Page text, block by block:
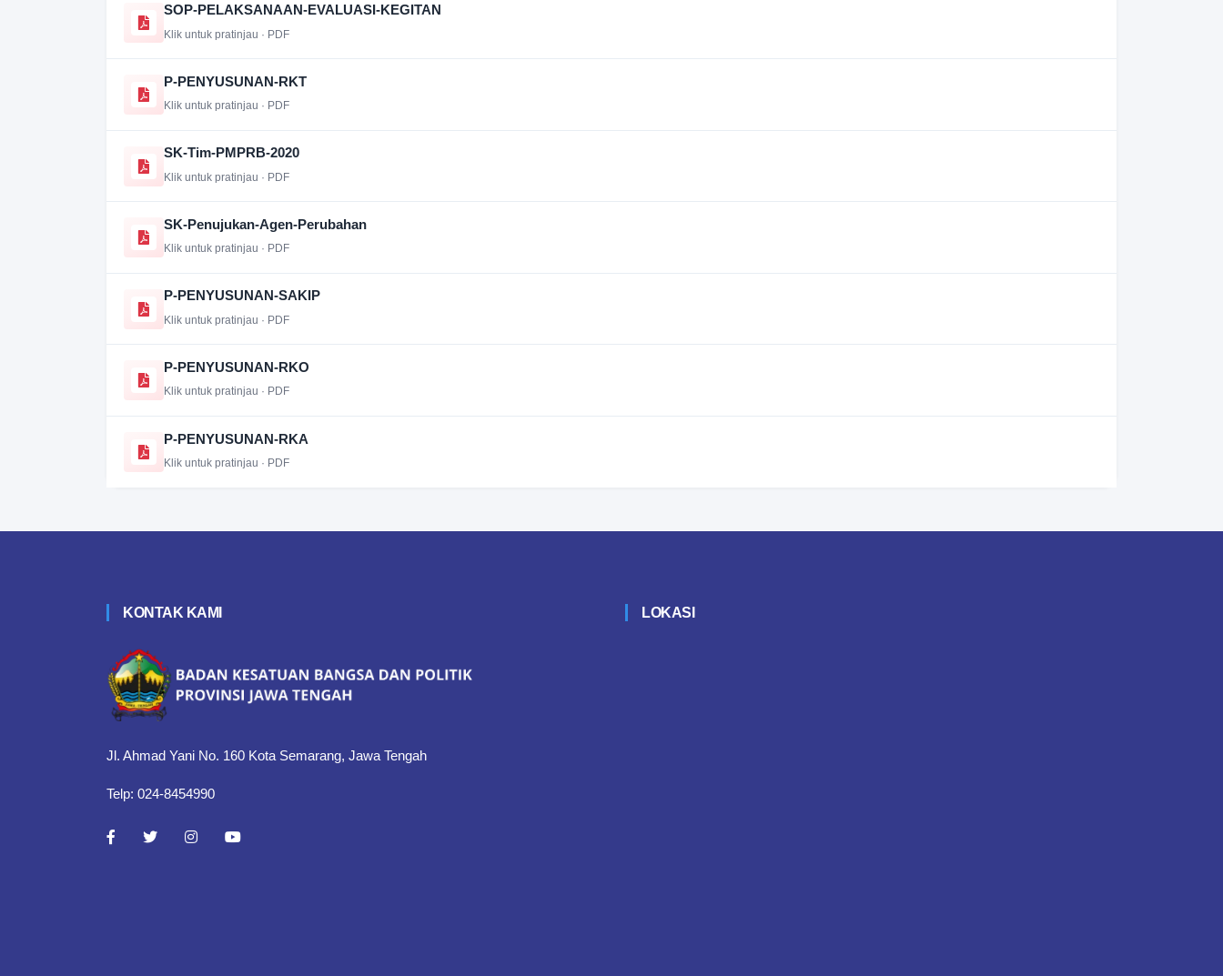
SOP-PELAKSANAAN-EVALUASI-KEGITAN
Klik untuk pratinjau · PDF
P-PENYUSUNAN-RKT
Klik untuk pratinjau · PDF
SK-Tim-PMPRB-2020
Klik untuk pratinjau · PDF
SK-Penujukan-Agen-Perubahan
Klik untuk pratinjau · PDF
P-PENYUSUNAN-SAKIP
Klik untuk pratinjau · PDF
P-PENYUSUNAN-RKO
Klik untuk pratinjau · PDF
P-PENYUSUNAN-RKA
Klik untuk pratinjau · PDF
KONTAK KAMI
Jl. Ahmad Yani No. 160 Kota Semarang, Jawa Tengah
Telp: 024-8454990
LOKASI